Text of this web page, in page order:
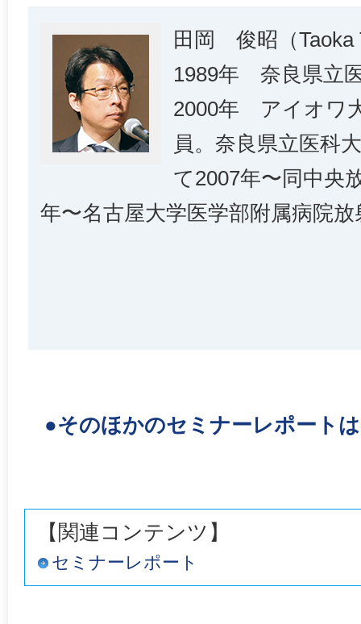
田岡 俊昭（Taoka
1989年 奈良県立
2000年 アイオワ
員。奈良県立医科
て2007年〜同中央
年〜名古屋大学医学部附属病院
●そのほかのセミナーレポート
【関連コンテンツ】
セミナーレポート